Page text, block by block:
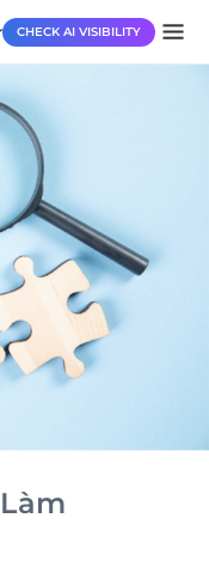
CHECK AI VISIBILITY